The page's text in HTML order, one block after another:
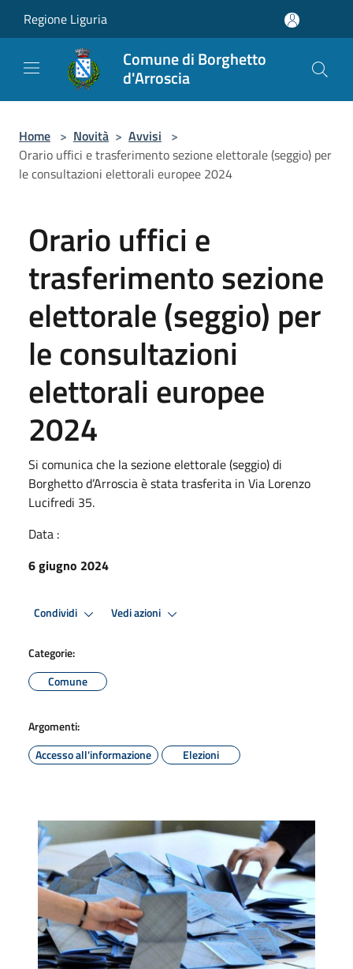
Regione Liguria
Comune di Borghetto
d'Arroscia
Home > Novità > Avvisi >
Orario uffici e trasferimento sezione elettorale (seggio) per
le consultazioni elettorali europee 2024
Orario uffici e
trasferimento sezione
elettorale (seggio) per
le consultazioni
elettorali europee
2024
Si comunica che la sezione elettorale (seggio) di
Borghetto d’Arroscia è stata trasferita in Via Lorenzo
Lucifredi 35.
Data :
6 giugno 2024
Condividi Vedi azioni
Categorie:
Comune
Argomenti:
Accesso all'informazione
Elezioni